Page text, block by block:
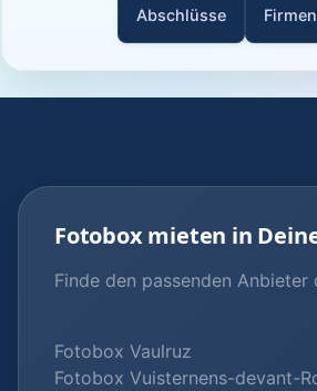
Abschlüsse
Fotobox mieten in
Finde den passenden
Fotobox Vaulruz
Fotobox Vuisternens-devant-